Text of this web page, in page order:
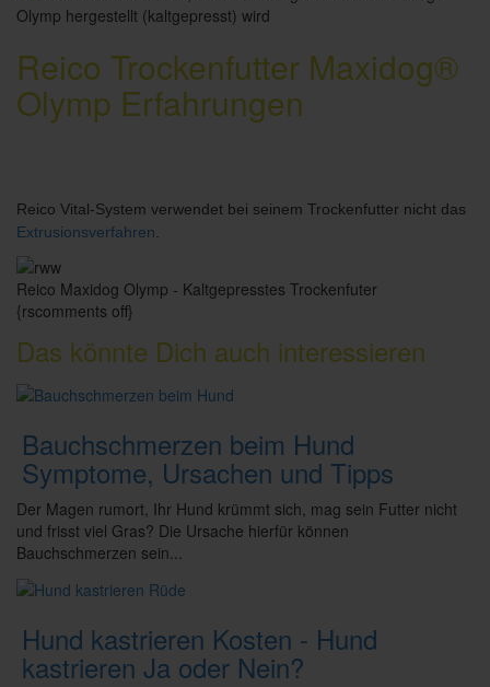
Reico Trockenfutter Maxidog®
Olymp Erfahrungen
Reico Vital-System verwendet bei seinem Trockenfutter nicht das
Extrusionsverfahren
Reico Maxidog Olymp - Kaltgepresstes Trockenfuter
{rscomments off}
Das könnte Dich auch interessieren
Bauchschmerzen beim Hund
Symptome, Ursachen und Tipps
Der Magen rumort, Ihr Hund krümmt sich, mag sein Futter nicht
und frisst viel Gras? Die Ursache hierfür können
Bauchschmerzen sein...
Hund kastrieren Kosten - Hund
kastrieren Ja oder Nein?